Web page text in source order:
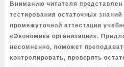
Вниманию читателя
тестирования остаточных
промежуточной аттестации
«Экономика организации».
несомненно, поможет
контролировать, проверять